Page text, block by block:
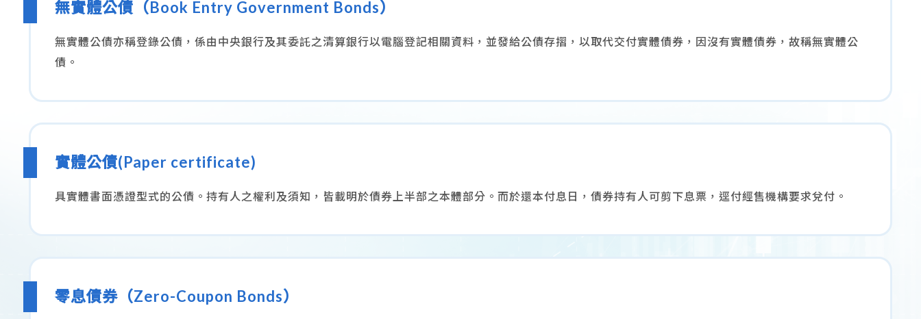
無實體公債（Book Entry Government Bonds）
無實體公債亦稱登錄公債，係由中央銀行及其委託之清算銀行以電腦登記相關資料，並發給公債存摺，以取代交付實體債券，因沒有實體債券，故稱無實體公
債。
實體公債(Paper certificate)
具實體書面憑證型式的公債。持有人之權利及須知，皆載明於債券上半部之本體部分。而於還本付息日，債券持有人可剪下息票，逕付經售機構要求兌付。
零息債券（Zero-Coupon Bonds）